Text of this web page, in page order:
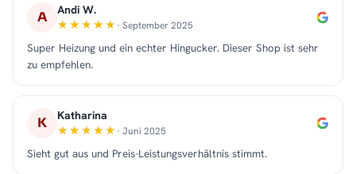
A Andi W.
· September 2025
Super Heizung und ein echter Hingucker. Dieser Shop ist sehr
zu empfehlen.
K Katharina
· Juni 2025
Sieht gut aus und Preis-Leistungsverhältnis stimmt.